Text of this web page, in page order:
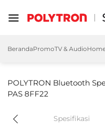
BerandaPromoTV & Audio
POLYTRON Bluetooth
PAS 8FF22
Spesifikasi